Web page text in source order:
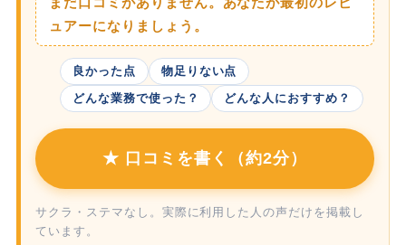
ュアーになりましょう。
良かった点
物足りない点
どんな業務で使った？
どんな人におすすめ？
★ 口コミを書く（約2分）
サクラ・ステマなし。実際に利用した人の声だけを掲載し
ています。